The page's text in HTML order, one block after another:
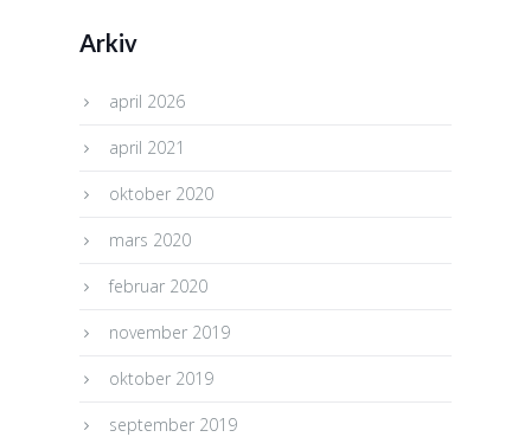
Arkiv
april 2026
april 2021
oktober 2020
mars 2020
februar 2020
november 2019
oktober 2019
september 2019